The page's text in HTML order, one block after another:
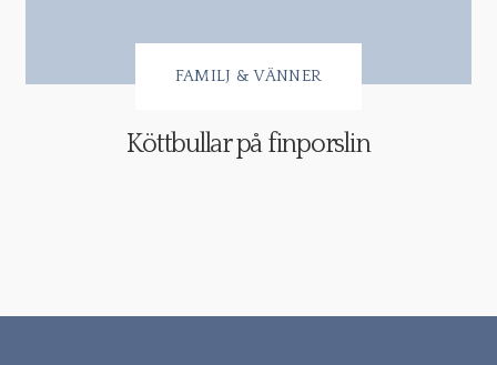
FAMILJ & VÄNNER
Köttbullar på finporslin